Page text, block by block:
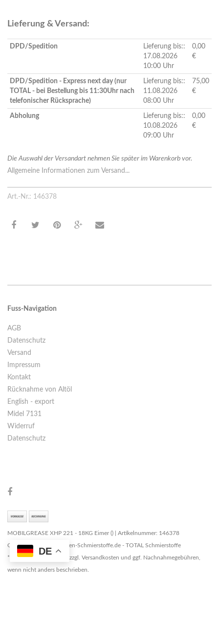
DE
Lieferung & Versand:
DPD/Spedition
Lieferung bis::
17.08.2026
10:00 Uhr
0,00
€
DPD/Spedition - Express next day (nur
TOTAL - bei Bestellung bis 11:30Uhr nach
telefonischer Rücksprache)
Lieferung bis::
11.08.2026
08:00 Uhr
75,00
€
Abholung
Lieferung bis::
10.08.2026
09:00 Uhr
0,00
€
Die Auswahl der Versandart nehmen Sie später im Warenkorb vor.
Allgemeine Informationen zum Versand...
Art.-Nr.: 146378
Fuss-Navigation
AGB
Datenschutz
Versand
Impressum
Kontakt
Rücknahme von Altöl
English - export
Midel 7131
Widerruf
Datenschutz
MOBILGREASE XHP 221 - 18KG Eimer () | Artikelnummer: 146378
Copyright © 2026 Marken-Schmierstoffe.de - TOTAL Schmierstoffe
* Alle Preise zzgl. MwSt. zzgl. Versandkosten und ggf. Nachnahmegebühren,
wenn nicht anders beschrieben.